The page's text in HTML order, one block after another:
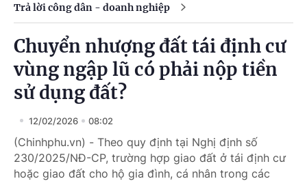
Trả lời công dân - doanh nghiệp
Chuyển nhượng đất tái định cư
vùng ngập lũ có phải nộp tiền
sử dụng đất?
12/02/2026 08:02
(Chinhphu.vn) - Theo quy định tại Nghị định số
230/2025/NĐ-CP, trường hợp giao đất ở tái định cư
hoặc giao đất cho hộ gia đình, cá nhân trong các